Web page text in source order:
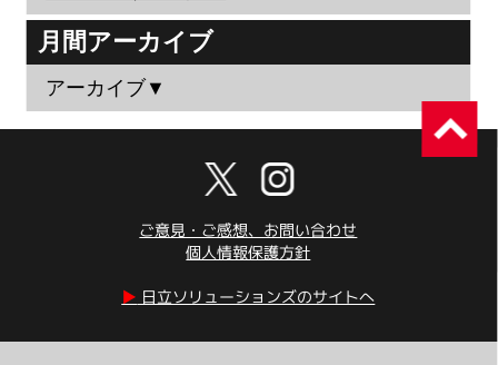
月間アーカイブ
アーカイブ▼
ご意見・ご感想、お問い合わせ
個人情報保護方針
▶︎ 日立ソリューションズのサイトへ